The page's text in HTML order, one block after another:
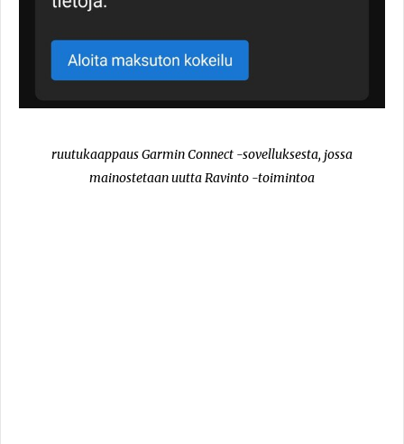
ruutukaappaus Garmin Connect -sovelluksesta, jossa
mainostetaan uutta Ravinto -toimintoa